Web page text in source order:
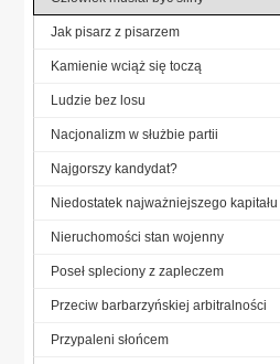
Jak pisarz z pisarzem
Kamienie wciąż się toczą
Ludzie bez losu
Nacjonalizm w służbie partii
Najgorszy kandydat?
Niedostatek najważniejszego kapitału
Nieruchomości stan wojenny
Poseł spleciony z zapleczem
Przeciw barbarzyńskiej arbitralności
Przypaleni słońcem